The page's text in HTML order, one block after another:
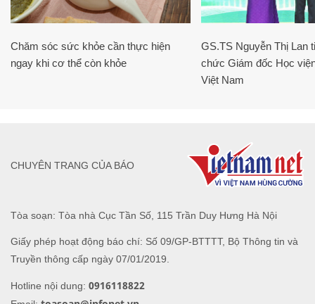
Chăm sóc sức khỏe cần thực hiện
ngay khi cơ thể còn khỏe
GS.TS Nguyễn Thị Lan
chức Giám đốc Học
Việt Nam
Tòa soạn: Tòa nhà Cục Tần Số, 115 Trần Duy Hưng Hà Nội
Giấy phép hoạt động báo chí: Số 09/GP-BTTTT, Bộ Thông tin và
Truyền thông cấp ngày 07/01/2019.
Hotline nội dung: 0916118822
CHUYÊN TRANG CỦA BÁO